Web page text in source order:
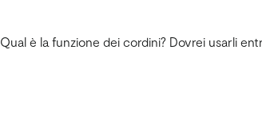
Qual è la funzione dei cordini? Dovrei usarli